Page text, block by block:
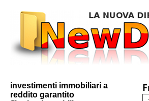
investimenti immobiliari a
reddito garantito